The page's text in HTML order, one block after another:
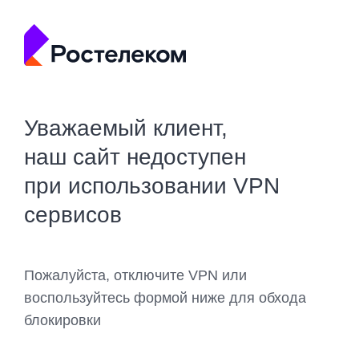
Уважаемый клиент,
наш сайт недоступен
при использовании VPN
сервисов
Пожалуйста, отключите VPN или
воспользуйтесь формой ниже для обхода
блокировки